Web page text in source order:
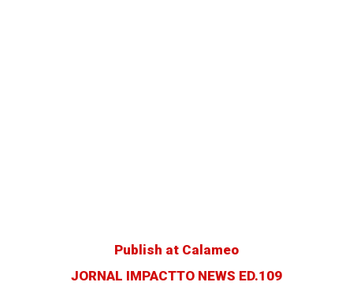
Publish at Calameo
JORNAL IMPACTTO NEWS ED.109